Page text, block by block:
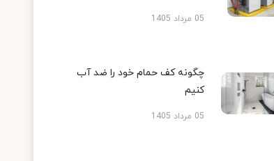
05 مرداد 1405
چگونه کف حمام خود را ضد آب
کنیم
05 مرداد 1405